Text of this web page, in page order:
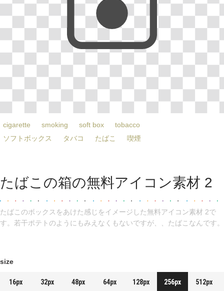
cigarette smoking soft box
tobacco
ソフトボックス
タバコ たばこ 喫煙
たばこの箱の無料アイコン素材 2
たばこのボックスをあけた感じをイメージした無料アイコン素材 2で
す。若干ポテトのようにもみえなくもないですが、、たばこなんです。
size
16px 32px 48px 64px 128px 256px 512px